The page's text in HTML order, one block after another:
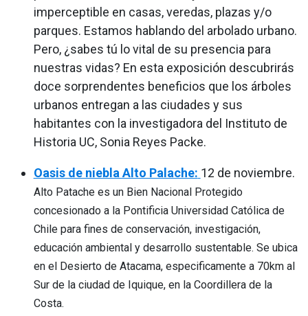
imperceptible en casas, veredas, plazas y/o
parques. Estamos hablando del arbolado urbano.
Pero, ¿sabes tú lo vital de su presencia para
nuestras vidas? En esta exposición descubrirás
doce sorprendentes beneficios que los árboles
urbanos entregan a las ciudades y sus
habitantes con la investigadora del Instituto de
Historia UC, Sonia Reyes Packe.
Oasis de niebla Alto Palache: 12 de noviembre.
Alto Patache es un Bien Nacional Protegido
concesionado a la Pontificia Universidad Católica de
Chile para fines de conservación, investigación,
educación ambiental y desarrollo sustentable. Se ubica
en el Desierto de Atacama, especificamente a 70km al
Sur de la ciudad de Iquique, en la Coordillera de la
Costa.